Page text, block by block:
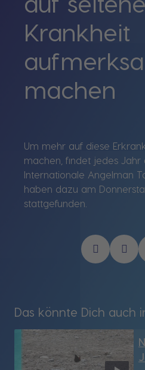
Krankheit
machen
Um mehr auf diese
machen, findet jedes Jahr
Internationale Angelman
haben dazu am
stattgefunden.
Das könnte Dich auch